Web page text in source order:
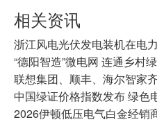
相关资讯
浙江风电光伏发电装机在电
“德阳智造”微电网 连通乡村
中国绿证价格指数发布 绿色